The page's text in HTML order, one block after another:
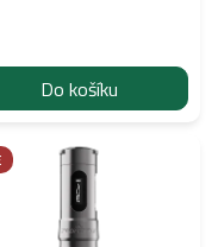
Do košíku